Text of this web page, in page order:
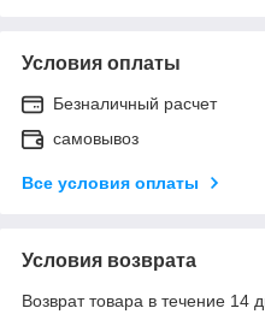
Условия оплаты
Безналичный расчет
самовывоз
Все условия оплаты
Условия возврата
Возврат товара в течение 14